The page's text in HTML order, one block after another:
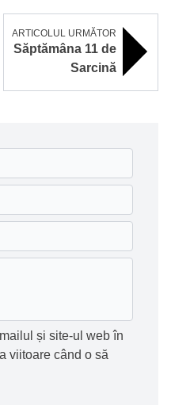
ARTICOLUL URMĂTOR
Săptămâna 11 de
Sarcină
și site-ul web în
viitoare când o să